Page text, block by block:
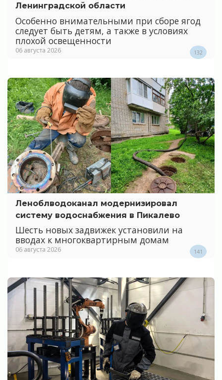
Ленинградской области
Особенно внимательными при сборе ягод
следует быть детям, а также в условиях
плохой освещенности
06 августа 2026 132
Леноблводоканал модернизировал
систему водоснабжения в Пикалево
Шесть новых задвижек установили на
вводах к многоквартирным домам
06 августа 2026 141